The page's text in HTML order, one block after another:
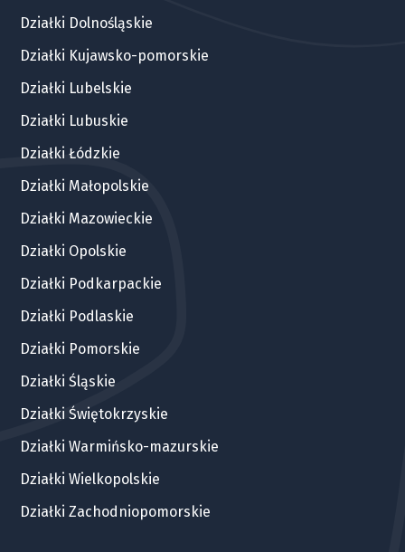
Działki Dolnośląskie
Działki Kujawsko-pomorskie
Działki Lubelskie
Działki Lubuskie
Działki Łódzkie
Działki Małopolskie
Działki Mazowieckie
Działki Opolskie
Działki Podkarpackie
Działki Podlaskie
Działki Pomorskie
Działki Śląskie
Działki Świętokrzyskie
Działki Warmińsko-mazurskie
Działki Wielkopolskie
Działki Zachodniopomorskie